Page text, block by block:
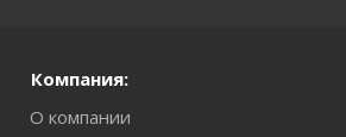
Компания:
О компании